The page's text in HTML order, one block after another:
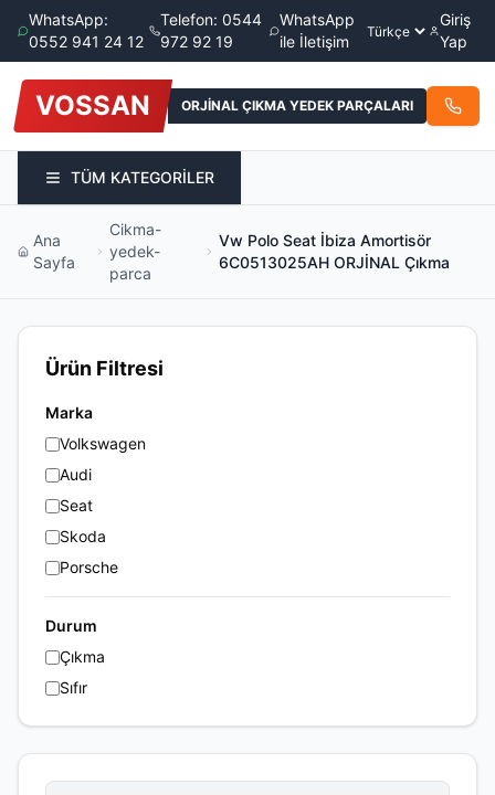
WhatsApp:
0552 941 24 12
Telefon: 0544
972 92 19
WhatsApp
ile İletişim
Giriş
Yap
VOSSAN ORJİNAL ÇIKMA YEDEK PARÇALARI
TÜM KATEGORİLER
Ana
Sayfa
Cikma-
yedek-
parca
Vw Polo Seat İbiza Amortisör
6C0513025AH ORJİNAL Çıkma
Ürün Filtresi
Marka
Volkswagen
Audi
Seat
Skoda
Porsche
Durum
Çıkma
Sıfır